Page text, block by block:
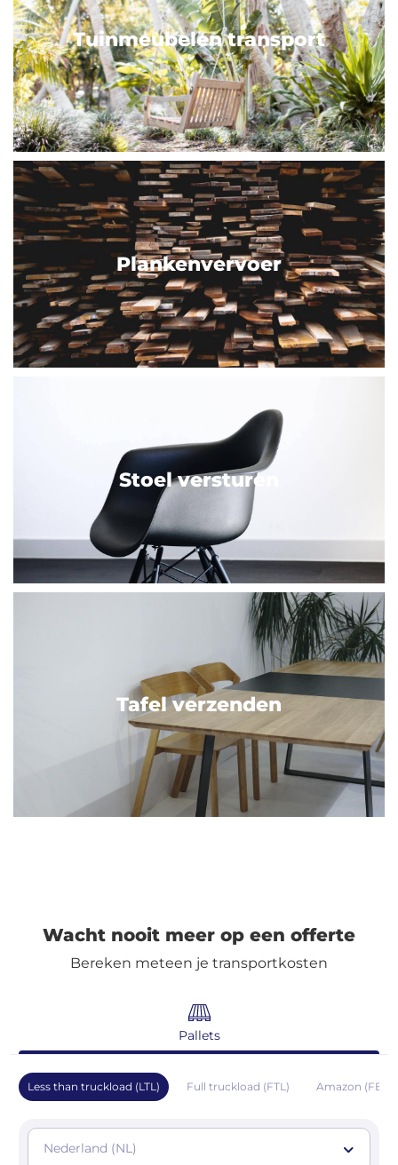
Tuinmeubelen transport
Plankenvervoer
Stoel versturen
Tafel verzenden
Wacht nooit meer op een offerte
Bereken meteen je transportkosten
Pallets
Less than truckload (LTL) Full truckload (FTL) Amazon (FBA)
Nederland (NL)